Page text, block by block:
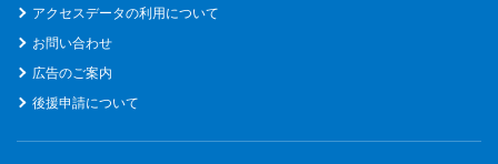
アクセスデータの利用について
お問い合わせ
広告のご案内
後援申請について